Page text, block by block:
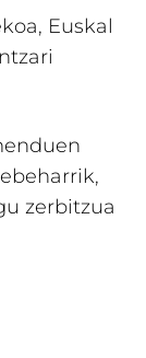
Euskal
zerbitzua